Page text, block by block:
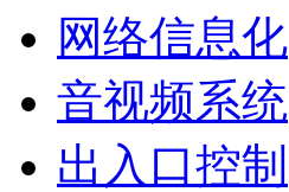
网络信息化
音视频系统
出入口控制